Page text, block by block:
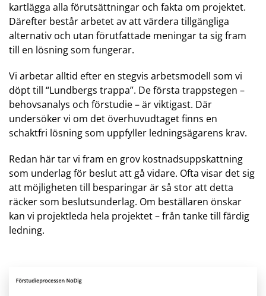
kartlägga alla förutsättningar och fakta om projektet.
Därefter består arbetet av att värdera tillgängliga
alternativ och utan förutfattade meningar ta sig fram
till en lösning som fungerar.
Vi arbetar alltid efter en stegvis arbetsmodell som vi
döpt till “Lundbergs trappa”. De första trappstegen –
behovsanalys och förstudie – är viktigast. Där
undersöker vi om det överhuvudtaget finns en
schaktfri lösning som uppfyller ledningsägarens krav.
Redan här tar vi fram en grov kostnadsuppskattning
som underlag för beslut att gå vidare. Ofta visar det sig
att möjligheten till besparingar är så stor att detta
räcker som beslutsunderlag. Om beställaren önskar
kan vi projektleda hela projektet – från tanke till färdig
ledning.